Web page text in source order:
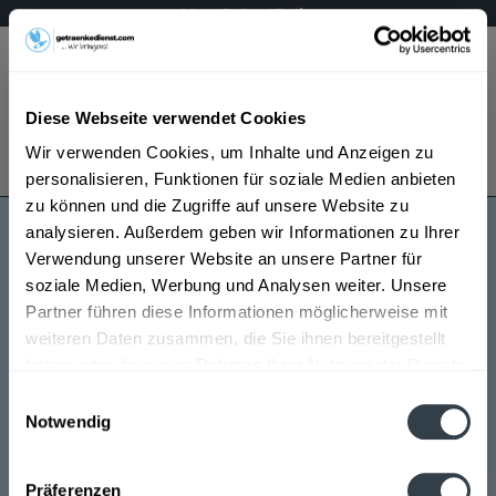
Diese Webseite verwendet Cookies
Wir verwenden Cookies, um Inhalte und Anzeigen zu
personalisieren, Funktionen für soziale Medien anbieten
zu können und die Zugriffe auf unsere Website zu
analysieren. Außerdem geben wir Informationen zu Ihrer
Verwendung unserer Website an unsere Partner für
soziale Medien, Werbung und Analysen weiter. Unsere
Partner führen diese Informationen möglicherweise mit
weiteren Daten zusammen, die Sie ihnen bereitgestellt
Notwendig
Präferenzen
Mo – Fr 9 – 17 Uhr
Menü
Bestellung widerrufen
Es gilt unsere Datenschutzerklärung
ORO
ORO wird in den folgenden Regionen, Städten, Orten